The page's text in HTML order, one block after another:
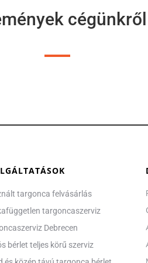
cégünkről
targonca felvásárlás
targoncaszerviz
Debrecen
bérlet teljes körű szerviz